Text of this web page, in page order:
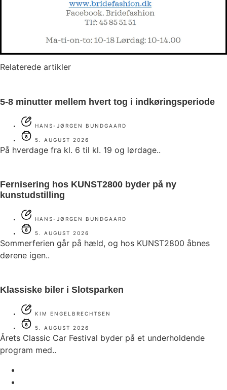
Relaterede artikler
5-8 minutter mellem hvert tog i indkøringsperiode
HANS-JØRGEN BUNDGAARD
5. AUGUST 2026
På hverdage fra kl. 6 til kl. 19 og lørdage..
Fernisering hos KUNST2800 byder på ny
kunstudstilling
HANS-JØRGEN BUNDGAARD
5. AUGUST 2026
Sommerferien går på hæld, og hos KUNST2800 åbnes
dørene igen..
Klassiske biler i Slotsparken
KIM ENGELBRECHTSEN
5. AUGUST 2026
Årets Classic Car Festival byder på et underholdende
program med..